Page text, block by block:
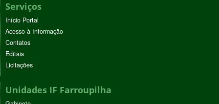
Serviços
Início Portal
Acesso à Informação
Contatos
Editais
Licitações
Unidades IF Farroupilha